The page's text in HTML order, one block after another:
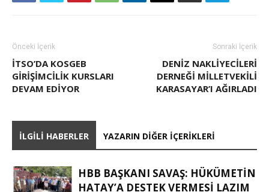
Önceki İçerik
İTSO’DA KOSGEB
GIRIŞIMCILIK KURSLARI
DEVAM EDIYOR
Sonraki İçerik
DENİZ NAKLİYECİLERİ
DERNEĞİ MİLLETVEKİLİ
KARASAYAR’I AĞIRLADI
İLGILI HABERLER YAZARIN DIĞER İÇERIKLERI
HBB BAŞKANI SAVAŞ: HÜKÜMETİN
HATAY’A DESTEK VERMESİ LAZIM